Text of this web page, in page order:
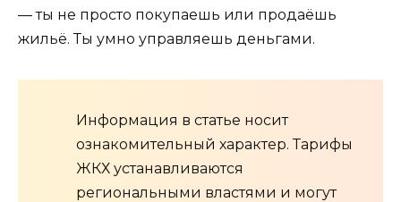
— ты не просто покупаешь или продаёшь
жильё. Ты умно управляешь деньгами.
Информация в статье носит
ознакомительный характер. Тарифы
ЖКХ устанавливаются
региональными властями и могут